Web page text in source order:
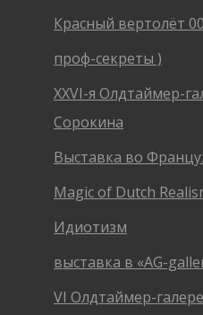
Красный вертолёт
проф-секреты )
XXVI-я Олдтаймер-
Сорокина
Выставка во
Magic of Dutch
Идиотизм
выставка в «AG-
VI Олдтаймер-